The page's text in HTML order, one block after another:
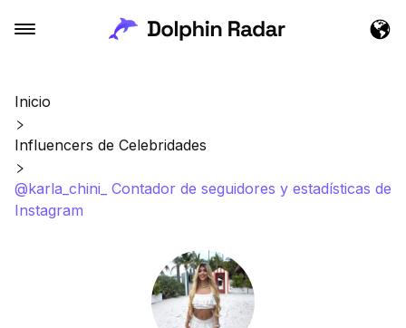
Inicio
Influencers de Celebridades
@karla_chini_ Contador de seguidores y estadísticas de
Instagram